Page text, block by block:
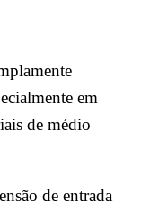
em
de médio
de entrada